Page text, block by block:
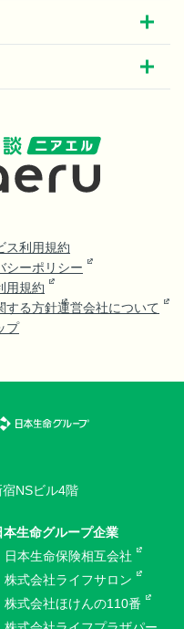
ス利用規約
シーポリシー
用規約
する方針運営会社について
プ
NSビル4階
本生命グループ企業
日本生命保険相互会社
株式会社ライフサロン
株式会社ほけんの110番